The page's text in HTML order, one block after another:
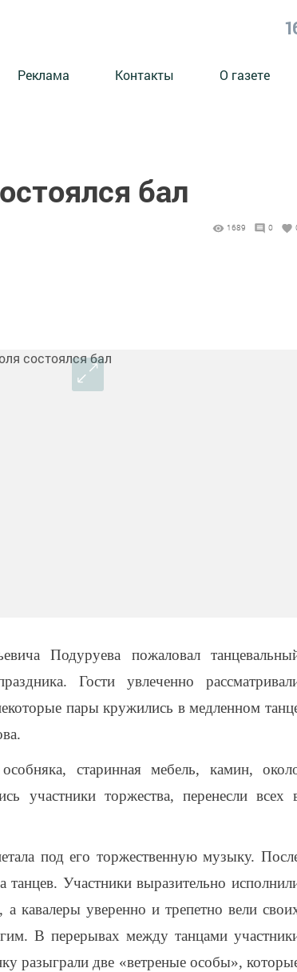
Реклама Контакты О газете
бал
1689 0
Подуруева пожаловал
Гости увлеченно
пары кружились в медленном
старинная мебель, камин,
участники торжества, перенесли всех
под его торжественную музыку.
танцев. Участники выразительно
кавалеры уверенно и трепетно вели
В перерывах между танцами
разыграли две «ветреные особы»,